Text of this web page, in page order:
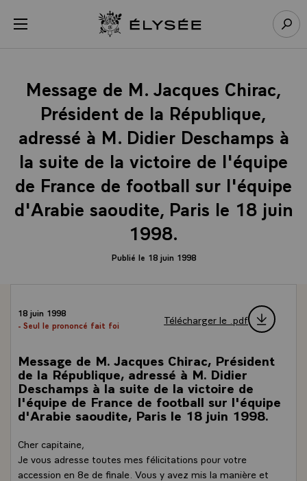
menu Retour à l’accueil Élysée
Message de M. Jacques Chirac,
Président de la République,
adressé à M. Didier Deschamps à
la suite de la victoire de l'équipe
de France de football sur l'équipe
d'Arabie saoudite, Paris le 18 juin
1998.
Publié le 18 juin 1998
18 juin 1998
- Seul le prononcé fait foi
Télécharger le .pdf
Message de M. Jacques Chirac, Président
de la République, adressé à M. Didier
Deschamps à la suite de la victoire de
l'équipe de France de football sur l'équipe
d'Arabie saoudite, Paris le 18 juin 1998.
Cher capitaine,
Je vous adresse toutes mes félicitations pour votre
accession en 8e de finale. Vous y avez mis la manière et
Panneau de gestion des cookies